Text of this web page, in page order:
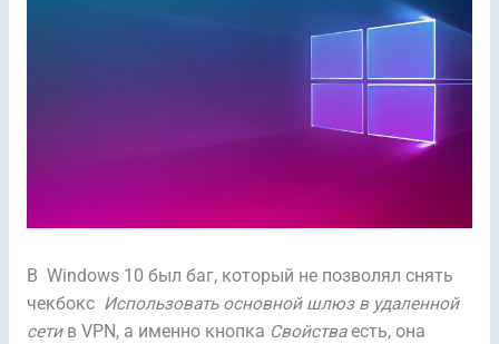
В Windows 10 был баг, который не позволял снять
чекбокс Использовать основной шлюз в удаленной
сетив VPN, а именно кнопка Свойстваесть, она